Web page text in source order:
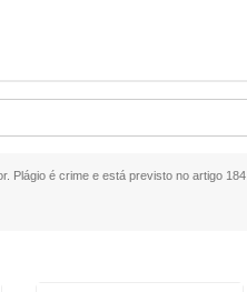
Plágio é crime e está previsto no artigo 184